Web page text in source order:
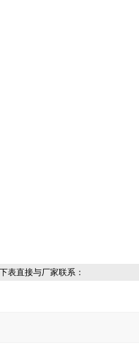
表直接与厂家联系：